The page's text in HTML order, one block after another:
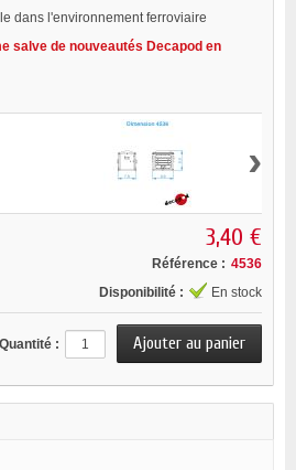
dans l'environnement ferroviaire
salve de nouveautés Decapod en
›
3,40 €
Référence : 4536
Disponibilité :
En stock
Quantité :